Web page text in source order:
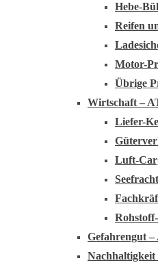
Hebe-
Reifen
Motor-
Übrige
Wirtschaft –
Liefer-
Luft-
Gefahrengut